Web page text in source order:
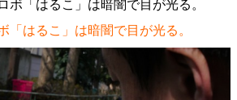
「はるこ」は暗闇で目が光る。